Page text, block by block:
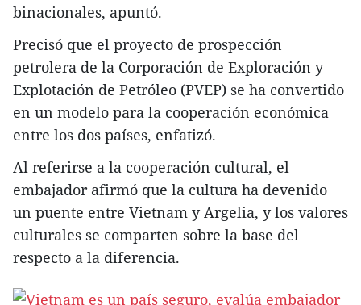
binacionales, apuntó.
Precisó que el proyecto de prospección
petrolera de la Corporación de Exploración y
Explotación de Petróleo (PVEP) se ha convertido
en un modelo para la cooperación económica
entre los dos países, enfatizó.
Al referirse a la cooperación cultural, el
embajador afirmó que la cultura ha devenido
un puente entre Vietnam y Argelia, y los valores
culturales se comparten sobre la base del
respecto a la diferencia.